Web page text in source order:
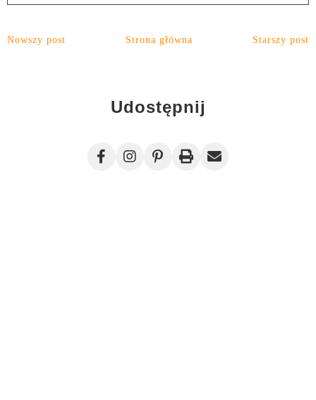
Nowszy post Starszy post
Strona główna
Udostępnij